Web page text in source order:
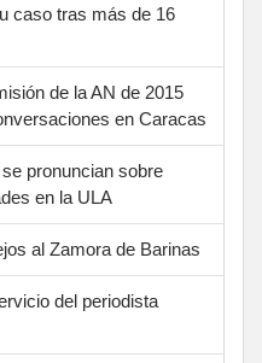
caso tras más de 16
de la AN de 2015
en Caracas
pronuncian sobre
en la ULA
al Zamora de Barinas
del periodista